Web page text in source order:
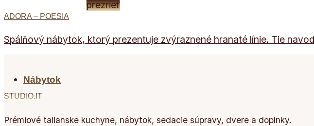
prezrieť
Nábytok
ADORA – POESIA
Spálňový nábytok, ktorý prezentuje zvýraznené hranaté línie. Tie
STUDIO.IT
Prémiové talianske kuchyne, nábytok, sedacie súpravy, dvere a doplnky.